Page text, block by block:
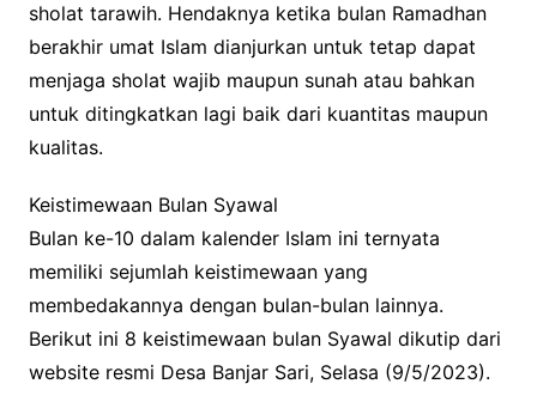
sholat tarawih. Hendaknya ketika bulan Ramadhan
berakhir umat Islam dianjurkan untuk tetap dapat
menjaga sholat wajib maupun sunah atau bahkan
untuk ditingkatkan lagi baik dari kuantitas maupun
kualitas.
Keistimewaan Bulan Syawal
Bulan ke-10 dalam kalender Islam ini ternyata
memiliki sejumlah keistimewaan yang
membedakannya dengan bulan-bulan lainnya.
Berikut ini 8 keistimewaan bulan Syawal dikutip dari
website resmi Desa Banjar Sari, Selasa (9/5/2023).